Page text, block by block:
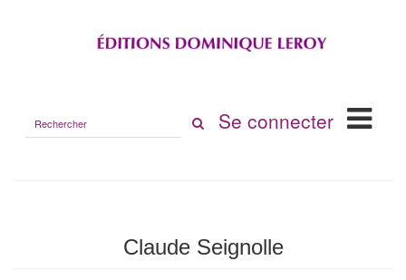
le
Se connecter
Claude Seignolle